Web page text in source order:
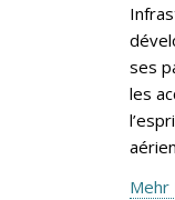
ses
les
Mehr